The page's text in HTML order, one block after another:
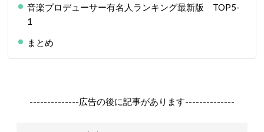
音楽プロデューサー有名人ランキング最新版 TOP5-
1
まとめ
--------------広告の後に記事があります--------------